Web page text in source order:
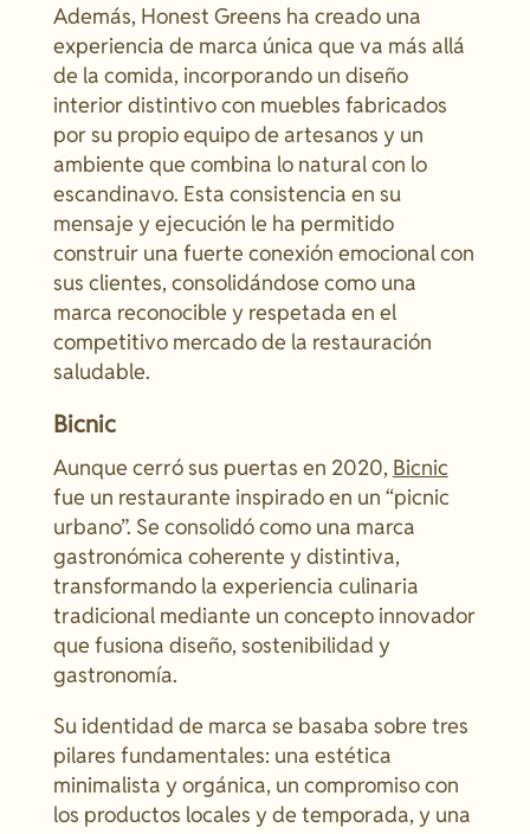
Además, Honest Greens ha creado una
experiencia de marca única que va más allá
de la comida, incorporando un diseño
interior distintivo con muebles fabricados
por su propio equipo de artesanos y un
ambiente que combina lo natural con lo
escandinavo. Esta consistencia en su
mensaje y ejecución le ha permitido
construir una fuerte conexión emocional con
sus clientes, consolidándose como una
marca reconocible y respetada en el
competitivo mercado de la restauración
saludable.
Bicnic
Aunque cerró sus puertas en 2020, Bicnic
fue un restaurante inspirado en un “picnic
urbano”. Se consolidó como una marca
gastronómica coherente y distintiva,
transformando la experiencia culinaria
tradicional mediante un concepto innovador
que fusiona diseño, sostenibilidad y
gastronomía.
Su identidad de marca se basaba sobre tres
pilares fundamentales: una estética
minimalista y orgánica, un compromiso con
los productos locales y de temporada, y una